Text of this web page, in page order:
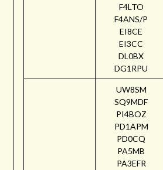
F4LTO
F4ANS/P
EI8CE
EI3CC
DL0BX
DG1RPU
UW8SM
SQ9MDF
PI4BOZ
PD1APM
PD0CQ
PA5MB
PA3EFR